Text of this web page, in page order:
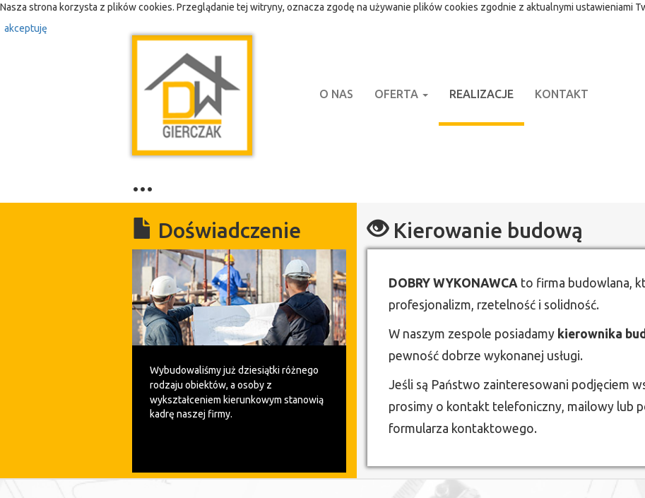
Nasza strona korzysta z plików cookies. Przeglądanie tej witryny, oznacza zgodę na używanie plików cookies zgodnie z aktualnymi ustawieniami
akceptuję
O NAS OFERTA REALIZACJE KONTAKT
...
Doświadczenie
Wybudowaliśmy już dziesiątki różnego
rodzaju obiektów, a osoby z
wykształceniem kierunkowym stanowią
kadrę naszej firmy.
Kierowanie budową
DOBRY WYKONAWCA to firma budowlana,
profesjonalizm, rzetelność i solidność.
W naszym zespole posiadamy kierownika
pewność dobrze wykonanej usługi.
Jeśli są Państwo zainteresowani podjęciem
prosimy o kontakt telefoniczny, mailowy lub
formularza kontaktowego.